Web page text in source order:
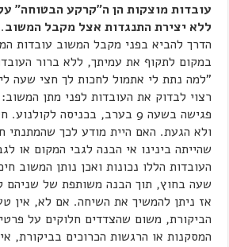
עובדות מוצקות הן ה"קרקע הבטוחה"
ללא יצירת התנגדות אצל מקבל המשוב
הדרך להביא בפני מקבל המשוב עובדות
במקום לתקוף את עמיתך, ללא ברור
"למה נתת לי אתמול לחכות לך חצי שעה
רצוי לבדוק את העובדות לפני מתן
פגישה בשעה 9 בערב, בכניסה
ולא הגעת. האם היית מודע לכך שהמתנתי
שהייתה בינינו אי הבנה לגבי המקום או
העובדות הללו נכונות ואכן נותן המשוב
שעה בחוץ, תוך הבנה משותפת של שניהם
אז ניתן להמשיך את השיחה. אם לא, אין
הביקורת, משום שהצדדים חלוקים על פרטי
המסקנות או הרגשות הכרוכים בביקורת,